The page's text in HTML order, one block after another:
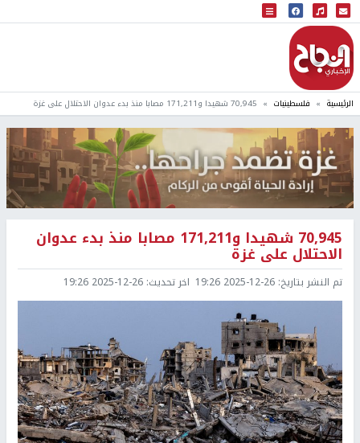
البث المباشر
إذاعة النجاح
الرئيسية فلسطينيات 70,945 شهيدا و171,211 مصابا منذ بدء عدوان الاحتلال على غزة
70,945 شهيدا و171,211 مصابا منذ بدء عدوان
الاحتلال على غزة
تم النشر بتاريخ: 2025-12-26 19:26 اخر تحديث: 2025-12-26 19:26